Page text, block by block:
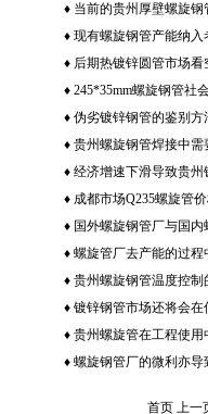
哪些不一样的地方
♦ 当前的贵州厚壁螺旋钢
存、低需求、低价格怎
♦ 现有螺旋钢管产能纳入
♦ 后期热镀锌圆管市场看
♦ 245*35mm螺旋钢管社
刻
♦ 伪劣镀锌钢管的鉴别方
♦ 贵州螺旋钢管焊接中需
什么
♦ 经济增速下滑导致贵州
迷
♦ 成都市场Q235螺旋管
♦ 国外螺旋钢管厂与国
很成功
♦ 螺旋管厂去产能的过程
种形式和措施
♦ 贵州螺旋钢管温度控制
♦ 镀锌钢管市场还将会在
间
♦ 贵州螺旋管在工程使用
关规定？
♦ 螺旋钢管厂的微利亦导
首页 上一